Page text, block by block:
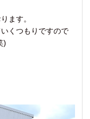
ます。
くつもりですので
)